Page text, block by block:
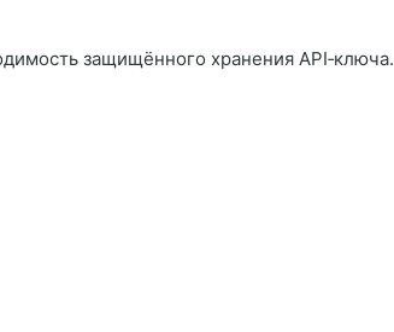
защищённого хранения API‑ключа.